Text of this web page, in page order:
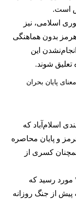
است.
اسلامی، نیز
هرمز بدون هماهنگی
این
شوند.
پایان بحران
گذشت دو هفته از امضای تفاهم‌نامه ۱۴ بندی اسلام‌آباد که
و پایان محاصره
کسری از
شمار تردد شناورها در سوم تیر به حدود ۷۰ مورد رسید که
پیش از جنگ روزانه